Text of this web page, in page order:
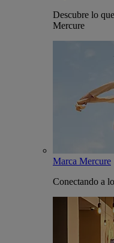
Descubre lo
Mercure
Marca Mercure
Conectando a